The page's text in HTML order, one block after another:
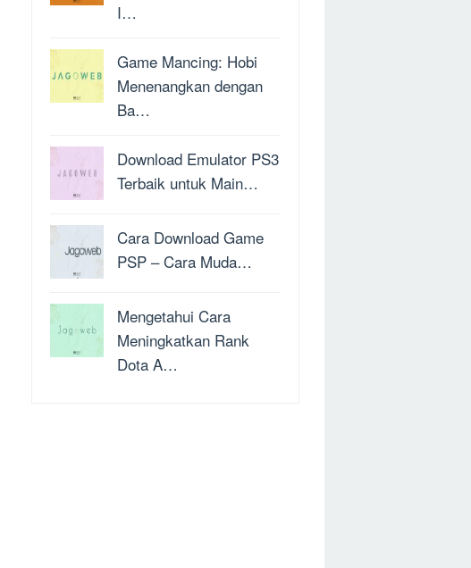
I…
Game Mancing: Hobi
Menenangkan dengan
Ba…
Download Emulator PS3
Terbaik untuk Main…
Cara Download Game
PSP – Cara Muda…
Mengetahui Cara
Meningkatkan Rank
Dota A…